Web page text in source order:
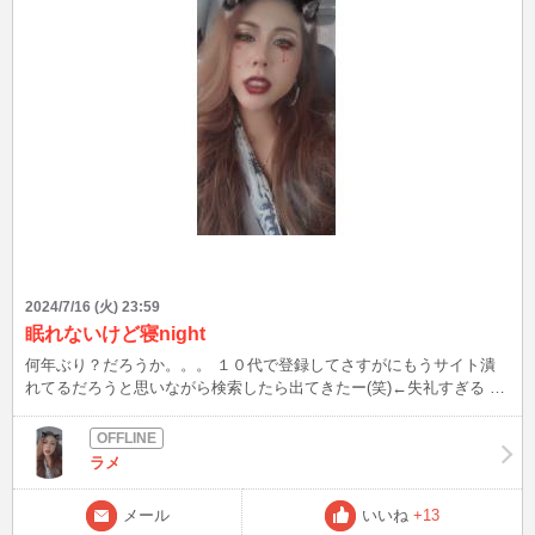
2024/7/16 (火) 23:59
眠れないけど寝night
何年ぶり？だろうか。。。 １０代で登録してさすがにもうサイト潰
れてるだろうと思いながら検索したら出てきたー(笑)←失礼すぎる 久
分からなくてとりあえずブログまでは辿り着けた♡ 浦島太郎状態 あ
れ以来PCもないまま過ごしてます 買おうかなとか言ってて買ったら
ここに来ちゃうかもしれないからダメダメ(笑) よし寝る！ 昔お話した
ことある人はもう居ないかね？ 居たらいいね押してね(笑)
ラメ
メール いいね +13